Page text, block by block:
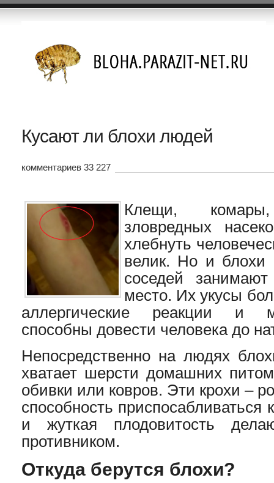
Кусают ли блохи людей
комментариев 33 227
Клещи,
зловредных
хлебнуть
велик. Но и блохи
соседей
место. Их укусы
аллергические реакции и
способны довести человека до
Непосредственно на людях
хватает шерсти домашних
обивки или ковров. Эти крохи –
способность
и жуткая плодовитость
противником.
Откуда берутся блохи?